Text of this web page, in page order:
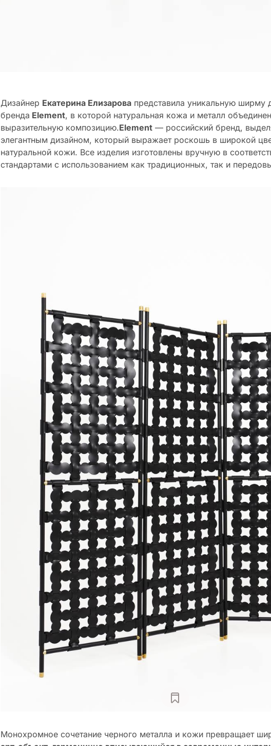
Дизайнер Екатерина Елизарова представила уникальную ширму
бренда Element, в которой натуральная кожа и металл
выразительную композицию.Element — российский бренд,
элегантным дизайном, который выражает роскошь в широкой
натуральной кожи. Все изделия изготовлены вручную в
стандартами с использованием как традиционных, так и
Монохромное сочетание черного металла и кожи превращает